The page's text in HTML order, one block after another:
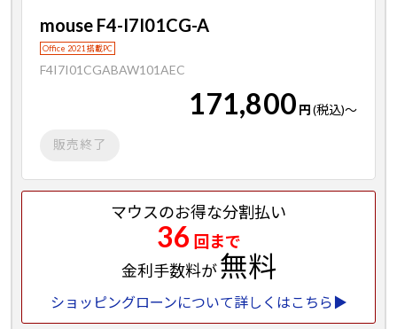
mouse F4-I7I01CG-A
Office 2021 搭載PC
F4I7I01CGABAW101AEC
171,800 円(税込)～
販売終了
マウスのお得な分割払い
36 回まで
金利手数料が無料
ショッピングローンについて詳しくはこちら▶